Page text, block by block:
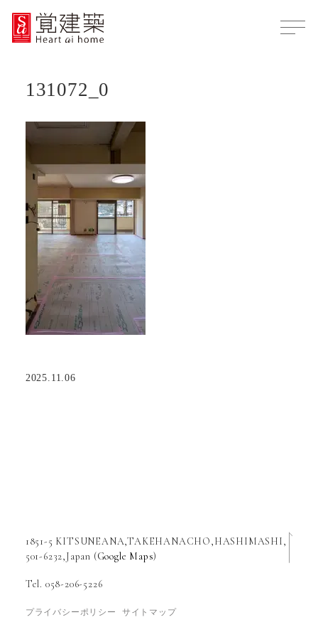
131072_0
2025.11.06
1851-5 KITSUNEANA,TAKEHANACHO,HASHIMASHI,
501-6232,Japan (Google Maps)
Tel. 058-206-5226
プライバシーポリシー サイトマップ